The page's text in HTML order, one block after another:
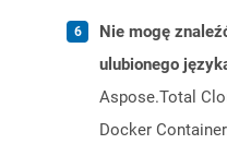
Nie mogę
ulubionego
Aspose.Total
Docker